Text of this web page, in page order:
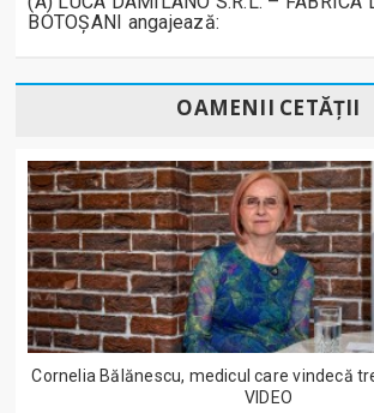
BOTOȘANI angajează:
OAMENII CETĂȚII
Cornelia Bălănescu, medicul care vindecă
VIDEO